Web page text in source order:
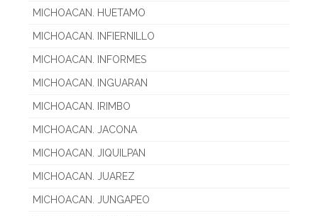
MICHOACAN. HUETAMO
MICHOACAN. INFIERNILLO
MICHOACAN. INFORMES
MICHOACAN. INGUARAN
MICHOACAN. IRIMBO
MICHOACAN. JACONA
MICHOACAN. JIQUILPAN
MICHOACAN. JUAREZ
MICHOACAN. JUNGAPEO